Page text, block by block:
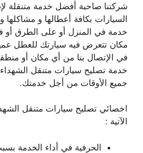
شركتنا صاحبة أفضل خدمة متنقلة
السيارات بكافة أعطالها و مشاكلها
خدمة في المنزل أو على الطرق أو
مكان تتعرض فيه سيارتك للعطل
في الإتصال بنا من أي مكان أو
خدمة تصليح سيارات متنقل الشهداء
جميع الأوقات من أجل خدمتك.
اخصائي تصليح سيارات متنقل
الآتية :
الحرفية في أداء الخدمة